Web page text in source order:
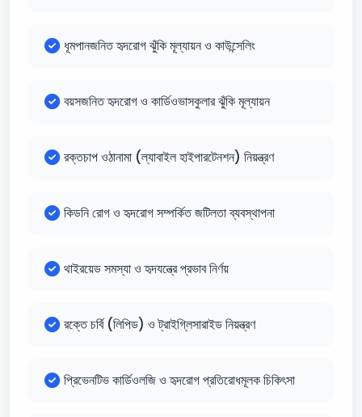
ধূমপানজনিত হৃদরোগ ঝুঁকি মূল্যায়ন ও কাউন্সেলিং
বয়সজনিত হৃদরোগ ও কার্ডিওভাসকুলার ঝুঁকি মূল্যায়ন
রক্তচাপ ওঠানামা (ল্যাবাইল হাইপারটেনশন) নিয়ন্ত্রণ
কিডনি রোগ ও হৃদরোগ সম্পর্কিত জটিলতা ব্যবস্থাপনা
থাইরয়েড সমস্যা ও হৃদযন্ত্রে প্রভাব নির্ণয়
রক্তে চর্বি (লিপিড) ও ট্রাইগ্লিসারাইড নিয়ন্ত্রণ
প্রিভেনটিভ কার্ডিওলজি ও হৃদরোগ প্রতিরোধমূলক চিকিৎসা